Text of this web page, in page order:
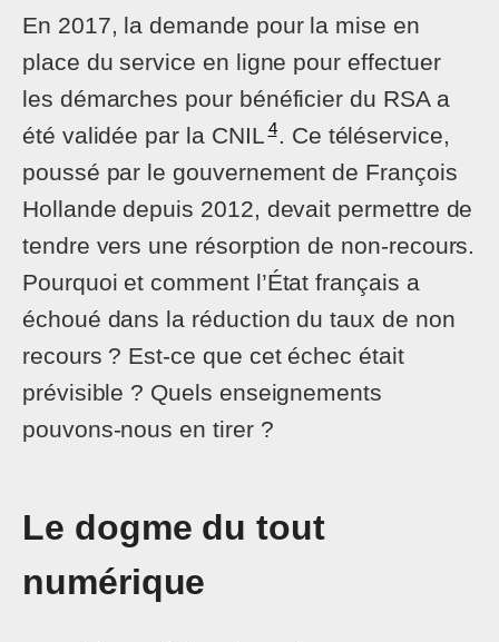
En 2017, la demande pour la mise en
place du service en ligne pour effectuer
les démarches pour bénéficier du RSA a
été validée par la CNIL 4 . Ce téléservice,
poussé par le gouvernement de François
Hollande depuis 2012, devait permettre de
tendre vers une résorption de non-recours.
Pourquoi et comment l’État français a
échoué dans la réduction du taux de non
recours ? Est-ce que cet échec était
prévisible ? Quels enseignements
pouvons-nous en tirer ?
Le dogme du tout
numérique